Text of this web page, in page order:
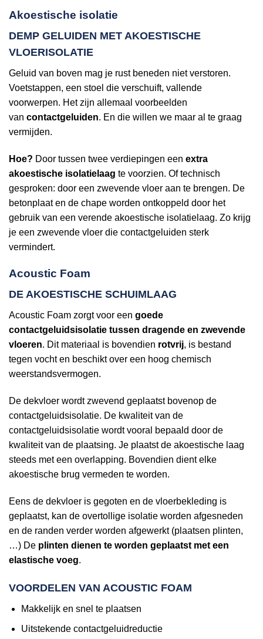
Akoestische isolatie
DEMP GELUIDEN MET AKOESTISCHE
VLOERISOLATIE
Geluid van boven mag je rust beneden niet verstoren.
Voetstappen, een stoel die verschuift, vallende
voorwerpen. Het zijn allemaal voorbeelden
van contactgeluiden. En die willen we maar al te graag
vermijden.
Hoe? Door tussen twee verdiepingen een extra
akoestische isolatielaag te voorzien. Of technisch
gesproken: door een zwevende vloer aan te brengen. De
betonplaat en de chape worden ontkoppeld door het
gebruik van een verende akoestische isolatielaag. Zo krijg
je een zwevende vloer die contactgeluiden sterk
vermindert.
Acoustic Foam
DE AKOESTISCHE SCHUIMLAAG
Acoustic Foam zorgt voor een goede
contactgeluidsisolatie tussen dragende en zwevende
vloeren. Dit materiaal is bovendien rotvrij, is bestand
tegen vocht en beschikt over een hoog chemisch
weerstandsvermogen.
De dekvloer wordt zwevend geplaatst bovenop de
contactgeluidsisolatie. De kwaliteit van de
contactgeluidsisolatie wordt vooral bepaald door de
kwaliteit van de plaatsing. Je plaatst de akoestische laag
steeds met een overlapping. Bovendien dient elke
akoestische brug vermeden te worden.
Eens de dekvloer is gegoten en de vloerbekleding is
geplaatst, kan de overtollige isolatie worden afgesneden
en de randen verder worden afgewerkt (plaatsen plinten,
…) De plinten dienen te worden geplaatst met een
elastische voeg.
VOORDELEN VAN ACOUSTIC FOAM
Makkelijk en snel te plaatsen
Uitstekende contactgeluidreductie